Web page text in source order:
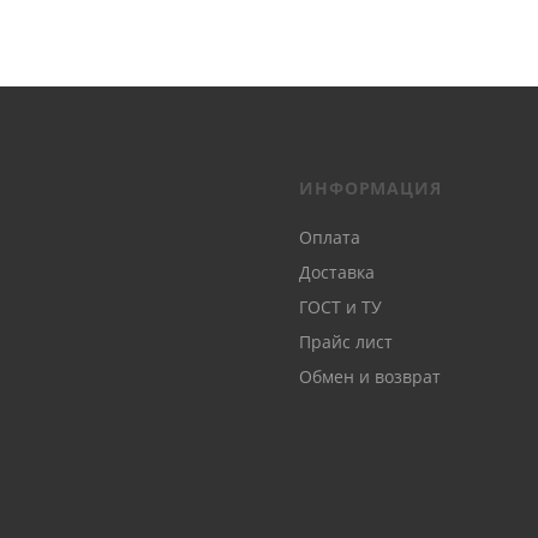
ИНФОРМАЦИЯ
Оплата
Доставка
ГОСТ и ТУ
Прайс лист
Обмен и возврат